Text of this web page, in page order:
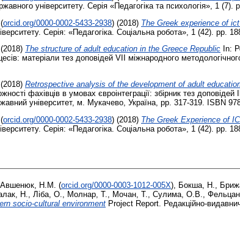
університету. Серія «Педагогіка та психологія», 1
(orcid.org/0000-0002-5433-2938) (2018) The Greek experience of
Серія: «Педагогіка. Соціальна робота», 1 (42). pp.
(2018) The structure of adult education in the Greece Republic In:
матеріали тез доповідей VІІ міжнародного
(2018) Retrospective analysis of the development of adult
фахівців в умовах євроінтеграції: збірник тез
університет, м. Мукачево, Україна, pp. 317-319. ISBN
(orcid.org/0000-0002-5433-2938) (2018) The Greek Experience of
Серія: «Педагогіка. Соціальна робота», 1 (42). pp.
Авшенюк, Н.М. (orcid.org/0000-0003-1012-005X), Бокша, Н.,
Н., Ліба, О., Молнар, Т., Мочан, Т., Сулима, О.В.,
socio-cultural environment Project Report. Редакційно-